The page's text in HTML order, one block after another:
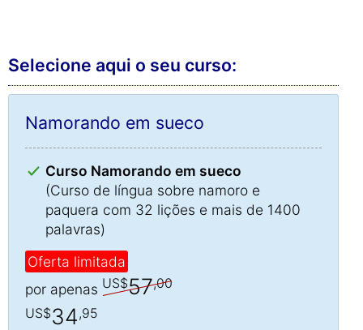
Selecione aqui o seu curso:
Namorando em sueco
Curso Namorando em sueco
(Curso de língua sobre namoro e
paquera com 32 lições e mais de 1400
palavras)
Oferta limitada
por apenas US$57,00
US$34 ,95